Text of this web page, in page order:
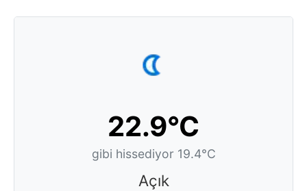
22.9°C
gibi hissediyor 19.4°C
Açık